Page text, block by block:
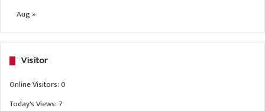
Aug »
Visitor
Online Visitors:0
Today's Views: 7